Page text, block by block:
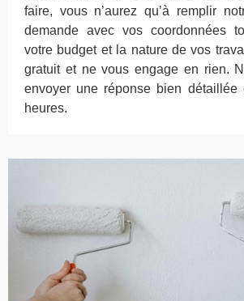
faire, vous n’aurez qu’à remplir
demande avec vos coordonnées
votre budget et la nature de vos
gratuit et ne vous engage en rien.
envoyer une réponse bien
heures.